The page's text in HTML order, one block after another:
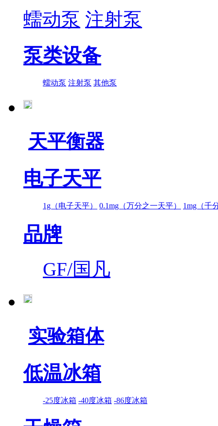
蠕动泵 注射泵
泵类设备
蠕动泵 注射泵 其他泵
天平衡器
电子天平
1g（电子天平） 0.1mg（万分之一天平） 1mg（千
品牌
GF/国凡
实验箱体
低温冰箱
-25度冰箱 -40度冰箱 -86度冰箱